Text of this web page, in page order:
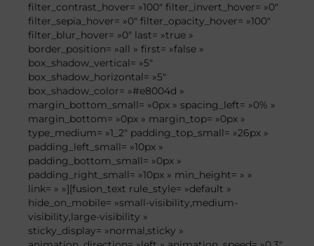
filter_contrast_hover= »100″ filter_invert_hover= »0″
filter_sepia_hover= »0″ filter_opacity_hover= »100″
filter_blur_hover= »0″ last= »true »
border_position= »all » first= »false »
box_shadow_vertical= »5″
box_shadow_horizontal= »5″
box_shadow_color= »#e8004d »
margin_bottom_small= »0px » spacing_left= »0% »
margin_bottom= »0px » margin_top= »0px »
type_medium= »1_2″ padding_top_small= »26px »
padding_left_small= »10px »
padding_bottom_small= »0px »
padding_right_small= »10px » min_height= » »
link= » »][fusion_text rule_style= »default »
hide_on_mobile= »small-visibility,medium-
visibility,large-visibility »
sticky_display= »normal,sticky »